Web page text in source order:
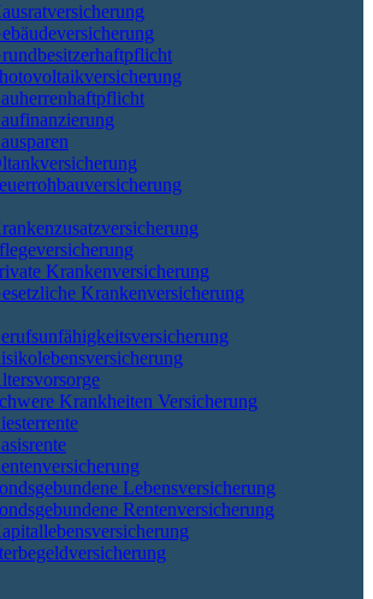
Krankenversicherung
Krankenversicherung
Krankheiten Versicherung
Lebensversicherung
Rentenversicherung